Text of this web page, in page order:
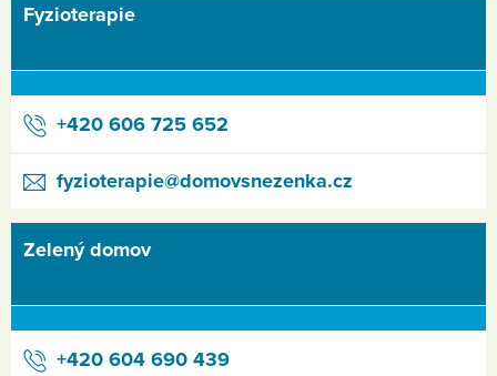
Fyzioterapie
+420 606 725 652
fyzioterapie@domovsnezenka.cz
Zelený domov
+420 604 690 439